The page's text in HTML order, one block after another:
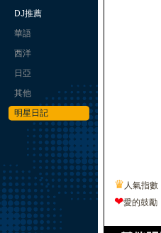
DJ推薦
華語
西洋
日亞
其他
明星日記
♛ 人氣指數
❤愛的鼓勵